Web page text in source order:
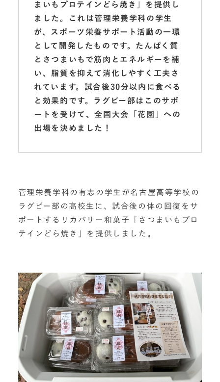
まいもプロテインどら焼き」を提供し
ました。これは管理栄養学科の学生
が、スポーツ栄養サポート活動の一環
として開発したものです。たんぱく質
とさつまいもで筋肉とエネルギーを補
い、脂質を抑えて消化しやすく工夫さ
れています。試合後30分以内に食べる
と効果的です。ラグビー部はこのサポ
ートを受けて、全国大会「花園」への
出場を決めました！
管理栄養学科の有志の学生が名古屋高等学校の
ラグビー部の高校生に、試合後の体の回復をサ
ポートするリカバリー和菓子「さつまいもプロ
テインどら焼き」を提供しました。